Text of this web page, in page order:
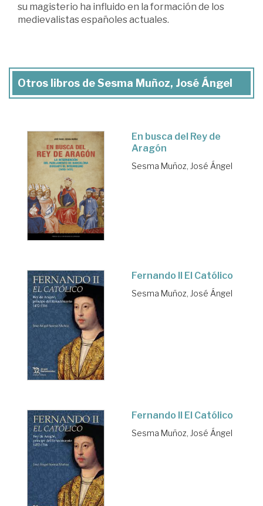
su magisterio ha influido en la formación de los
medievalistas españoles actuales.
Otros libros de Sesma Muñoz, José Ángel
En busca del Rey de
Aragón
Sesma Muñoz, José Ángel
Fernando II El Católico
Sesma Muñoz, José Ángel
Fernando II El Católico
Sesma Muñoz, José Ángel